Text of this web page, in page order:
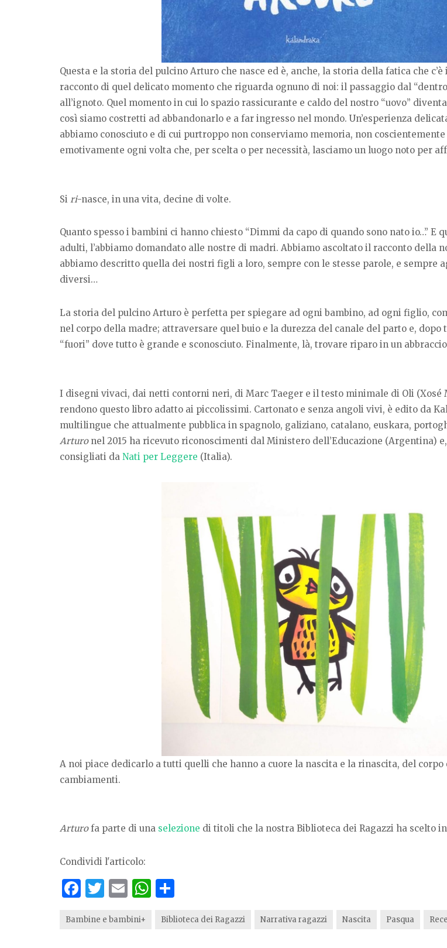
Questa e la storia del pulcino Arturo che nasce ed è, anche, la storia della fatica che
racconto di quel delicato momento che riguarda ognuno di noi: il passaggio dal
all’ignoto. Quel momento in cui lo spazio rassicurante e caldo del nostro “uovo”
così siamo costretti ad abbandonarlo e a far ingresso nel mondo. Un’esperienza
abbiamo conosciuto e di cui purtroppo non conserviamo memoria, non
emotivamente ogni volta che, per scelta o per necessità, lasciamo un luogo noto per
Si ri-nasce, in una vita, decine di volte.
Quanto spesso i bambini ci hanno chiesto “Dimmi da capo di quando sono nato io…” E
adulti, l’abbiamo domandato alle nostre di madri. Abbiamo ascoltato il racconto della
abbiamo descritto quella dei nostri figli a loro, sempre con le stesse parole, e sempre
diversi…
La storia del pulcino Arturo è perfetta per spiegare ad ogni bambino, ad ogni figlio,
nel corpo della madre; attraversare quel buio e la durezza del canale del parto e, dopo
“fuori” dove tutto è grande e sconosciuto. Finalmente, là, trovare riparo in un
I disegni vivaci, dai netti contorni neri, di Marc Taeger e il testo minimale di Oli (Xosé
rendono questo libro adatto ai piccolissimi. Cartonato e senza angoli vivi, è edito da
multilingue che attualmente pubblica in spagnolo, galiziano, catalano, euskara,
Arturonel 2015 ha ricevuto riconoscimenti dal Ministero dell’Educazione (Argentina)
consigliati da Nati per Leggere (Italia).
A noi piace dedicarlo a tutti quelli che hanno a cuore la nascita e la rinascita, del corpo
cambiamenti.
Arturofa parte di una selezione di titoli che la nostra Biblioteca dei Ragazzi ha scelto
Condividi l'articolo:
F
c
T
it
E
ai
W
at ar
Bambine e bambini+ Biblioteca dei Ragazzi Narrativa ragazzi Nascita Pasqua